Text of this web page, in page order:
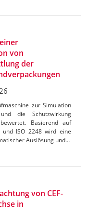
von
der
zur Simulation
die Schutzwirkung
Basierend auf
und ISO 2248 wird eine
Auslösung und…
von CEF-
in